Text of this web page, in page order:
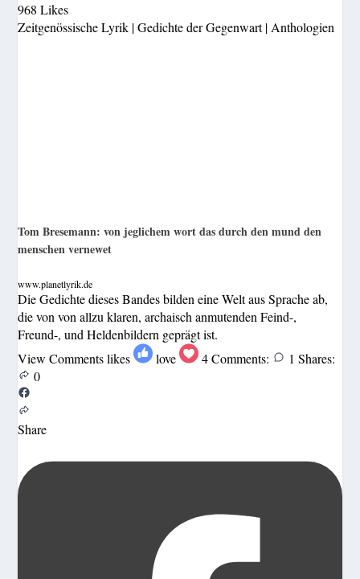
968 Likes
Zeitgenössische Lyrik | Gedichte der Gegenwart | Anthologien
Tom Bresemann: von jeglichem wort das durch den mund den
menschen vernewet
www.planetlyrik.de
Die Gedichte dieses Bandes bilden eine Welt aus Sprache ab,
die von von allzu klaren, archaisch anmutenden Feind-,
Freund-, und Heldenbildern geprägt ist.
View Comments likes love 4 Comments: 1 Shares:
0
Share